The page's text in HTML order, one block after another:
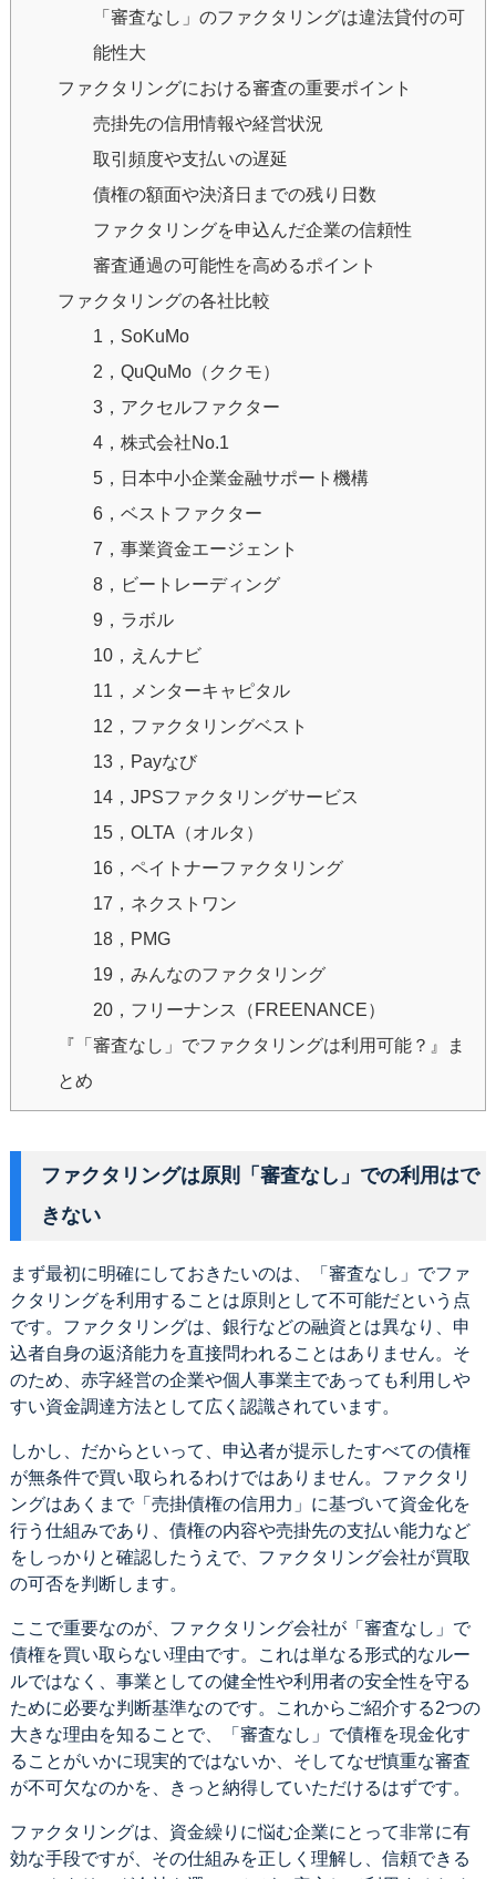
「審査なし」のファクタリングは違法貸付の可
能性大
ファクタリングにおける審査の重要ポイント
売掛先の信用情報や経営状況
取引頻度や支払いの遅延
債権の額面や決済日までの残り日数
ファクタリングを申込んだ企業の信頼性
審査通過の可能性を高めるポイント
ファクタリングの各社比較
1，SoKuMo
2，QuQuMo（ククモ）
3，アクセルファクター
4，株式会社No.1
5，日本中小企業金融サポート機構
6，ベストファクター
7，事業資金エージェント
8，ビートレーディング
9，ラボル
10，えんナビ
11，メンターキャピタル
12，ファクタリングベスト
13，Payなび
14，JPSファクタリングサービス
15，OLTA（オルタ）
16，ペイトナーファクタリング
17，ネクストワン
18，PMG
19，みんなのファクタリング
20，フリーナンス（FREENANCE）
『「審査なし」でファクタリングは利用可能？』ま
とめ
ファクタリングは原則「審査なし」での利用はで
きない
まず最初に明確にしておきたいのは、「審査なし」でファ
クタリングを利用することは原則として不可能だという点
です。ファクタリングは、銀行などの融資とは異なり、申
込者自身の返済能力を直接問われることはありません。そ
のため、赤字経営の企業や個人事業主であっても利用しや
すい資金調達方法として広く認識されています。
しかし、だからといって、申込者が提示したすべての債権
が無条件で買い取られるわけではありません。ファクタリ
ングはあくまで「売掛債権の信用力」に基づいて資金化を
行う仕組みであり、債権の内容や売掛先の支払い能力など
をしっかりと確認したうえで、ファクタリング会社が買取
の可否を判断します。
ここで重要なのが、ファクタリング会社が「審査なし」で
債権を買い取らない理由です。これは単なる形式的なルー
ルではなく、事業としての健全性や利用者の安全性を守る
ために必要な判断基準なのです。これからご紹介する2つの
大きな理由を知ることで、「審査なし」で債権を現金化す
ることがいかに現実的ではないか、そしてなぜ慎重な審査
が不可欠なのかを、きっと納得していただけるはずです。
ファクタリングは、資金繰りに悩む企業にとって非常に有
効な手段ですが、その仕組みを正しく理解し、信頼できる